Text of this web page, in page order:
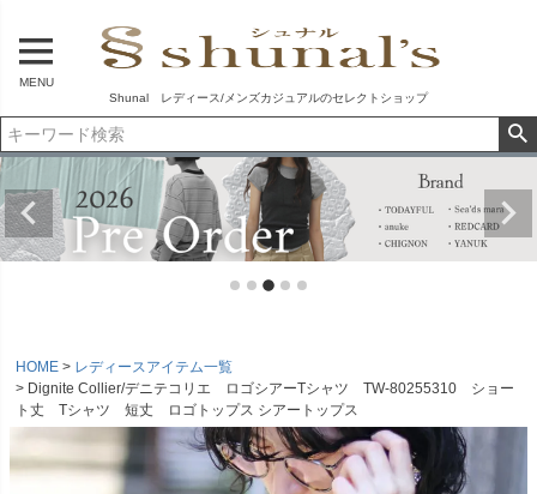
MENU
Shunal レディース/メンズカジュアルのセレクトショップ
HOME
レディースアイテム一覧
Dignite Collier/デニテコリエ ロゴシアーTシャツ TW-80255310 ショー
ト丈 Tシャツ 短丈 ロゴトップス シアートップス